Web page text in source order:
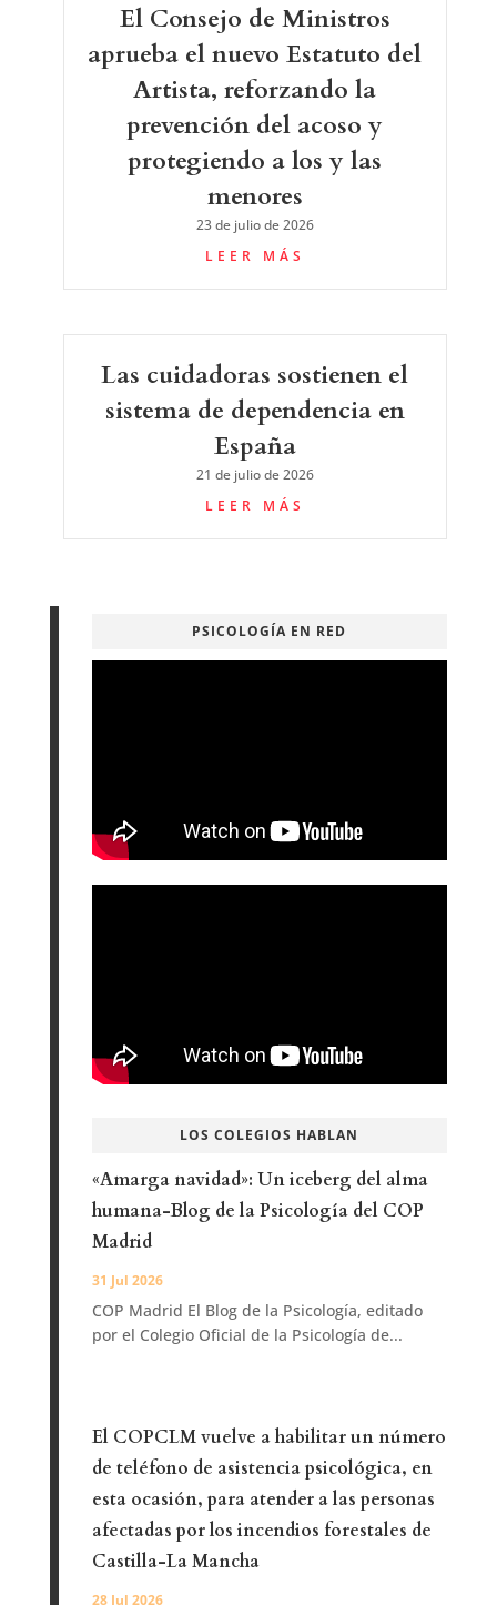
El Consejo de Ministros
aprueba el nuevo Estatuto del
Artista, reforzando la
prevención del acoso y
protegiendo a los y las
menores
23 de julio de 2026
LEER MÁS
Las cuidadoras sostienen el
sistema de dependencia en
España
21 de julio de 2026
LEER MÁS
PSICOLOGÍA EN RED
LOS COLEGIOS HABLAN
«Amarga navidad»: Un iceberg del alma
humana-Blog de la Psicología del COP
Madrid
31 Jul 2026
COP Madrid El Blog de la Psicología, editado
por el Colegio Oficial de la Psicología de...
El COPCLM vuelve a habilitar un número
de teléfono de asistencia psicológica, en
esta ocasión, para atender a las personas
afectadas por los incendios forestales de
Castilla-La Mancha
28 Jul 2026